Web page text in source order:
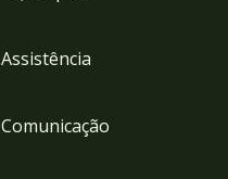
Assistência
Comunicação